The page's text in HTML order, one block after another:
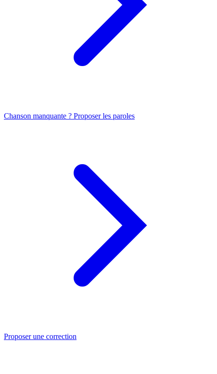
Chanson manquante ? Proposer les paroles
Proposer une correction